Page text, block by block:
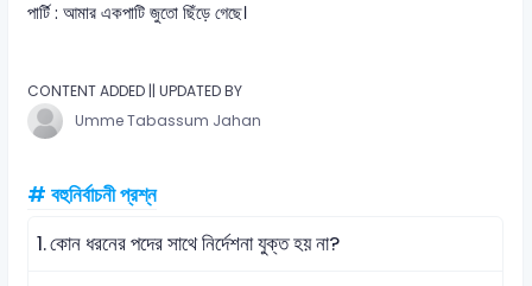
পার্টি : আমার একপাটি জুতো ছিঁড়ে গেছে।
CONTENT ADDED || UPDATED BY
Umme Tabassum Jahan
# বহুনির্বাচনী প্রশ্ন
1.কোন ধরনের পদের সাথে নির্দেশনা যুক্ত হয় না?